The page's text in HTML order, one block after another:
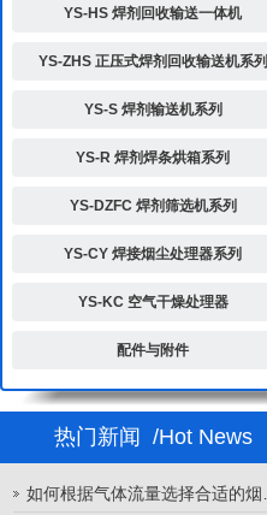
YS-HS 焊剂回收输送一体机
YS-ZHS 正压式焊剂回收输送机系列
YS-S 焊剂输送机系列
YS-R 焊剂焊条烘箱系列
YS-DZFC 焊剂筛选机系列
YS-CY 焊接烟尘处理器系列
YS-KC 空气干燥处理器
配件与附件
热门新闻 /Hot News